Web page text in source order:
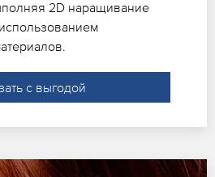
2D наращивание
с выгодой